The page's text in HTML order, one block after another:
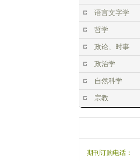
语言文字学
哲学
政论、时事
政治学
自然科学
宗教
期刊订购电话：